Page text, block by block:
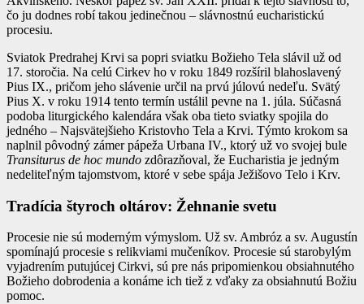
čo ju dodnes robí takou jedinečnou – slávnostnú eucharistickú
procesiu.
Sviatok Predrahej Krvi sa popri sviatku Božieho Tela slávil už od
17. storočia. Na celú Cirkev ho v roku 1849 rozšíril blahoslavený
Pius IX., pričom jeho slávenie určil na prvú júlovú nedeľu. Svätý
Pius X. v roku 1914 tento termín ustálil pevne na 1. júla. Súčasná
podoba liturgického kalendára však oba tieto sviatky spojila do
jedného – Najsvätejšieho Kristovho Tela a Krvi. Týmto krokom sa
naplnil pôvodný zámer pápeža Urbana IV., ktorý už vo svojej bule
Transiturus de hoc mundo zdôrazňoval, že Eucharistia je jedným
nedeliteľným tajomstvom, ktoré v sebe spája Ježišovo Telo i Krv.
Tradícia štyroch oltárov: Žehnanie svetu
Procesie nie sú moderným výmyslom. Už sv. Ambróz a sv. Augustín
spomínajú procesie s relikviami mučeníkov. Procesie sú starobylým
vyjadrením putujúcej Cirkvi, sú pre nás pripomienkou obsiahnutého
Božieho dobrodenia a konáme ich tiež z vďaky za obsiahnutú Božiu
pomoc.